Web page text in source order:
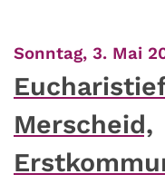
Sonntag, 3. Mai
Merscheid,